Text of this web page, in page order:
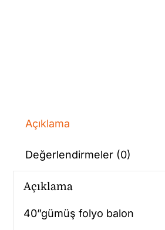
Açıklama
Değerlendirmeler (0)
Açıklama
40”gümüş folyo balon